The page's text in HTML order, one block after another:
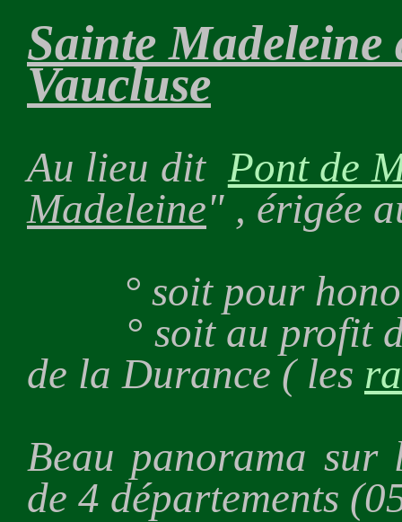
Sainte Madeleine
Vaucluse
Au lieu dit Pont de
Madeleine" , érigée
° soit pour
° soit au profit
de la Durance ( les
Beau panorama sur
de 4 départements